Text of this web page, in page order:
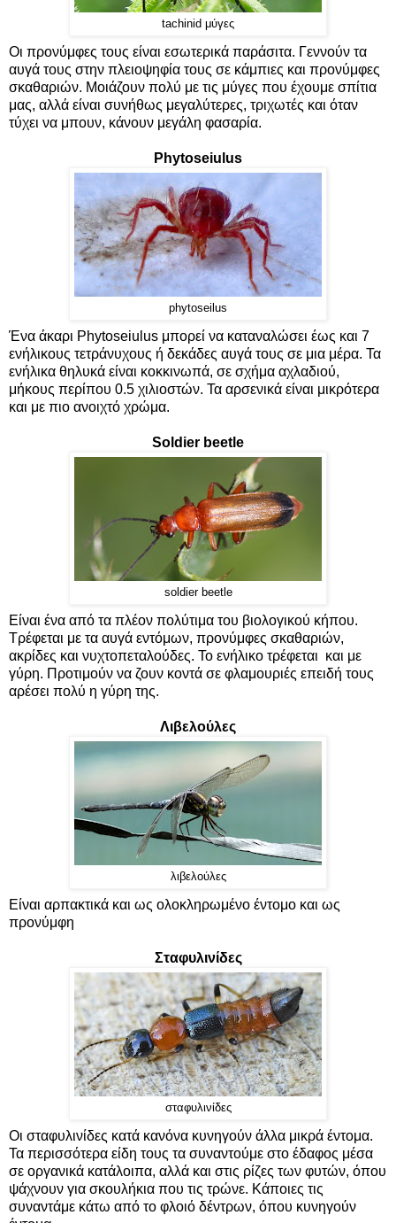
tachinid μύγες
Οι προνύμφες τους είναι εσωτερικά παράσιτα. Γεννούν τα
αυγά τους στην πλειοψηφία τους σε κάμπιες και προνύμφες
σκαθαριών. Mοιάζουν πολύ με τις μύγες που έχουμε σπίτια
μας, αλλά είναι συνήθως μεγαλύτερες, τριχωτές και όταν
τύχει να μπουν, κάνουν μεγάλη φασαρία.
Phytoseiulus
phytoseilus
Ένα άκαρι Phytoseiulus μπορεί να καταναλώσει έως και 7
ενήλικους τετράνυχους ή δεκάδες αυγά τους σε μια μέρα. Τα
ενήλικα θηλυκά είναι κοκκινωπά, σε σχήμα αχλαδιού,
μήκους περίπου 0.5 χιλιοστών. Τα αρσενικά είναι μικρότερα
και με πιο ανοιχτό χρώμα.
Soldier beetle
soldier beetle
Eίναι ένα από τα πλέον πολύτιμα του βιολογικού κήπου.
Τρέφεται με τα αυγά εντόμων, προνύμφες σκαθαριών,
ακρίδες και νυχτοπεταλούδες. Το ενήλικο τρέφεται και με
γύρη. Προτιμούν να ζουν κοντά σε φλαμουριές επειδή τους
αρέσει πολύ η γύρη της.
Λιβελούλες
λιβελούλες
Είναι αρπακτικά και ως ολοκληρωμένο έντομο και ως
προνύμφη
Σταφυλινίδες
σταφυλινίδες
Οι σταφυλινίδες κατά κανόνα κυνηγούν άλλα μικρά έντομα.
Τα περισσότερα είδη τους τα συναντούμε στο έδαφος μέσα
σε οργανικά κατάλοιπα, αλλά και στις ρίζες των φυτών, όπου
ψάχνουν για σκουλήκια που τις τρώνε. Κάποιες τις
συναντάμε κάτω από το φλοιό δέντρων, όπου κυνηγούν